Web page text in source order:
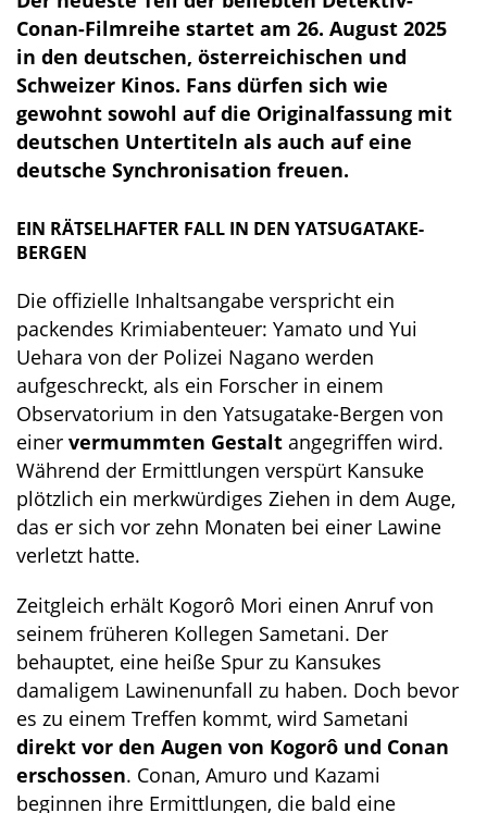
Conan-Filmreihe startet am 26. August 2025
in den deutschen, österreichischen und
Schweizer Kinos. Fans dürfen sich wie
gewohnt sowohl auf die Originalfassung mit
deutschen Untertiteln als auch auf eine
deutsche Synchronisation freuen.
EIN RÄTSELHAFTER FALL IN DEN YATSUGATAKE-
BERGEN
Die offizielle Inhaltsangabe verspricht ein
packendes Krimiabenteuer: Yamato und Yui
Uehara von der Polizei Nagano werden
aufgeschreckt, als ein Forscher in einem
Observatorium in den Yatsugatake-Bergen von
einer vermummten Gestalt angegriffen wird.
Während der Ermittlungen verspürt Kansuke
plötzlich ein merkwürdiges Ziehen in dem Auge,
das er sich vor zehn Monaten bei einer Lawine
verletzt hatte.
Zeitgleich erhält Kogorô Mori einen Anruf von
seinem früheren Kollegen Sametani. Der
behauptet, eine heiße Spur zu Kansukes
damaligem Lawinenunfall zu haben. Doch bevor
es zu einem Treffen kommt, wird Sametani
direkt vor den Augen von Kogorô und Conan
erschossen. Conan, Amuro und Kazami
beginnen ihre Ermittlungen, die bald eine